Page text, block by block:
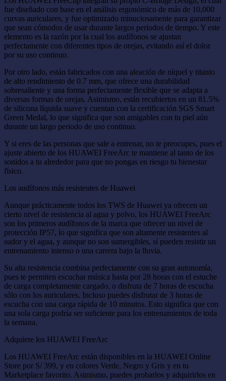
fue diseñado con base en el análisis ergonómico de más de 10,000
curvas auriculares, y fue optimizado minuciosamente para garantizar
que sean cómodos de usar durante largos periodos de tiempo. Y este
elemento es la razón por la cual los audífonos se ajustan
perfectamente con diferentes tipos de orejas, evitando así el dolor
por su uso continuo.
Por otro lado, están fabricados con una aleación de níquel y titanio
de alto rendimiento de 0.7 mm, que ofrece una durabilidad
sobresaliente y una forma perfectamente flexible que se adapta a
diversas formas de orejas. Asimismo, están recubiertos en un 81.5%
de silicona líquida suave y cuentan con la certificación SGS Smart
Green Medal, lo que significa que son amigables con tu piel aún
durante un largo periodo de uso continuo.
Y si eres de las personas que sale a entrenar, no te preocupes, pues el
ajuste abierto de los HUAWEI FreeArc te mantiene al tanto de los
sonidos a tu alrededor para que no pongas en riesgo tu bienestar
físico.
Los audífonos más resistentes de Huawei
Aunque prácticamente todos los TWS de Huawei ya ofrecen un
cierto nivel de resistencia al agua y polvo, los HUAWEI FreeArc
son los primeros audífonos de la marca que ofrecer un nivel de
protección IP57, lo que significa que son altamente resistentes al
sudor y el agua, y aunque no son sumergibles, sí pueden resistir un
entrenamiento intenso o una carrera bajo la lluvia.
Su alta resistencia combina perfectamente con su gran autonomía,
pues te permiten escuchar música hasta por 28 horas con el estuche
de carga completamente cargado, o disfruta de 7 horas de escucha
sólo con los auriculares. Incluso puedes disfrutar de 3 horas de
escucha con una carga rápida de 10 minutos. Esto significa que con
una sola carga podría ser suficiente para los entrenamientos de toda
la semana.
Adquiere los HUAWEI FreeArc
Los HUAWEI FreeArc están disponibles en la HUAWEI Online
Store por S/ 399, y en colores Verde, Negro y Gris y en tu
Marketplace favorito. Asimismo, puedes probarlos y adquirirlos en